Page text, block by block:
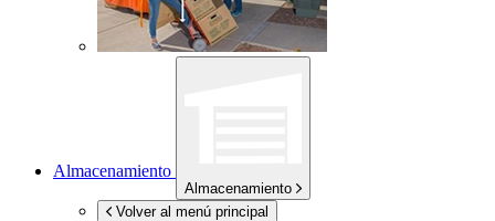
Almacenamiento
Almacenamiento
Volver al menú principal